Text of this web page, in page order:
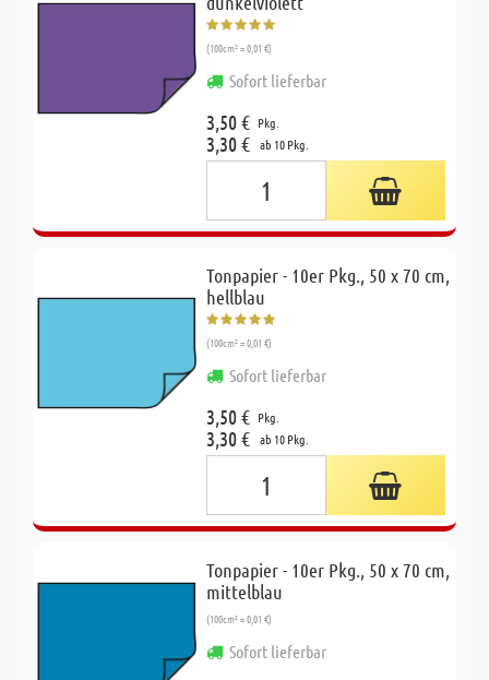
(100cm² = 0,01 €)
Sofort lieferbar
3,50 € Pkg.
3,30 € ab 10 Pkg.
Tonpapier - 10er Pkg., 50 x 70 cm,
hellblau
(100cm² = 0,01 €)
Sofort lieferbar
3,50 € Pkg.
3,30 € ab 10 Pkg.
Tonpapier - 10er Pkg., 50 x 70 cm,
mittelblau
(100cm² = 0,01 €)
Sofort lieferbar